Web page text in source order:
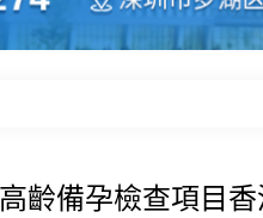
齡備孕檢查項目